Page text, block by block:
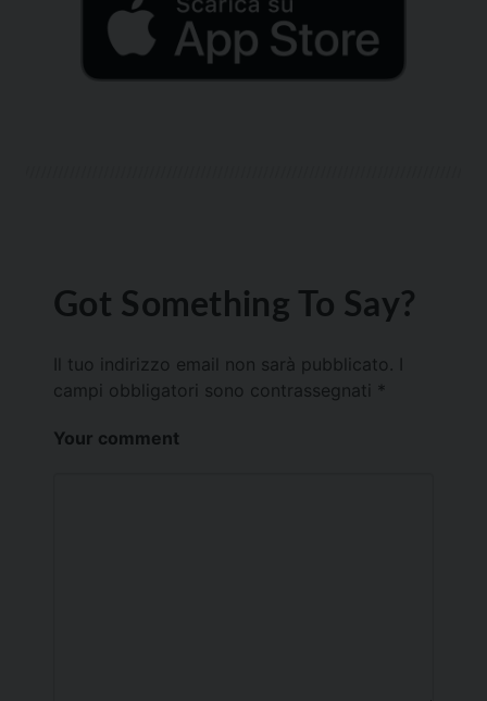
Got Something To Say?
Il tuo indirizzo email non sarà pubblicato.
campi obbligatori sono contrassegnati *
Your comment